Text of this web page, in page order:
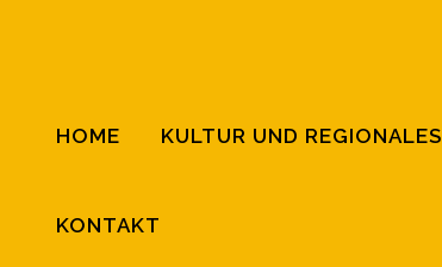
HOME KULTUR UND REGIONALES
KONTAKT